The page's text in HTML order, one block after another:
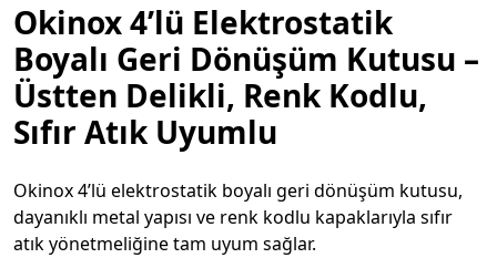
Okinox 4’lü Elektrostatik
Boyalı Geri Dönüşüm Kutusu –
Üstten Delikli, Renk Kodlu,
Sıfır Atık Uyumlu
Okinox 4’lü elektrostatik boyalı geri dönüşüm kutusu,
dayanıklı metal yapısı ve renk kodlu kapaklarıyla sıfır
atık yönetmeliğine tam uyum sağlar.